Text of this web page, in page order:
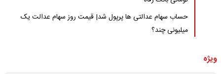
حساب سهام عدالتی ها پرپول شد| قیمت روز سهام عدالت یک
میلیونی چند؟
ویژه